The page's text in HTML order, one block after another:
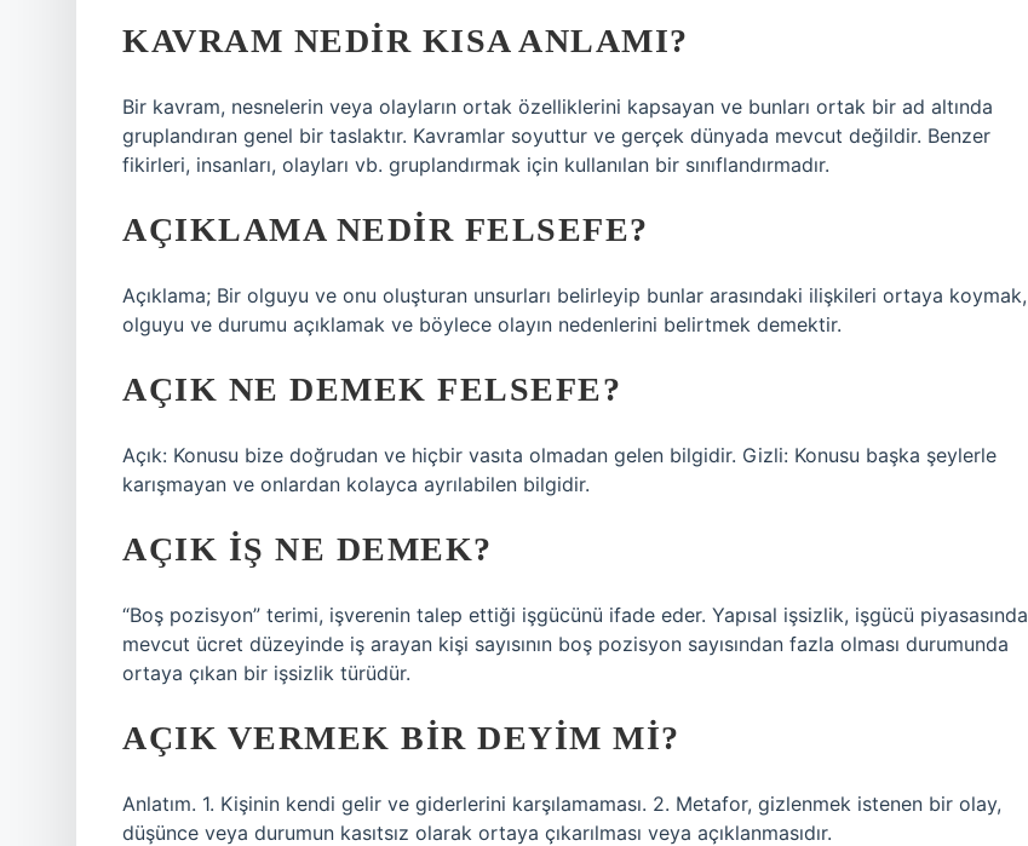
KAVRAM NEDIR KISA ANLAMI?
Bir kavram, nesnelerin veya olayların ortak özelliklerini kapsayan ve bunları ortak bir ad altında
gruplandıran genel bir taslaktır. Kavramlar soyuttur ve gerçek dünyada mevcut değildir. Benzer
fikirleri, insanları, olayları vb. gruplandırmak için kullanılan bir sınıflandırmadır.
AÇIKLAMA NEDIR FELSEFE?
Açıklama; Bir olguyu ve onu oluşturan unsurları belirleyip bunlar arasındaki ilişkileri ortaya koymak,
olguyu ve durumu açıklamak ve böylece olayın nedenlerini belirtmek demektir.
AÇIK NE DEMEK FELSEFE?
Açık: Konusu bize doğrudan ve hiçbir vasıta olmadan gelen bilgidir. Gizli: Konusu başka şeylerle
karışmayan ve onlardan kolayca ayrılabilen bilgidir.
AÇIK IŞ NE DEMEK?
“Boş pozisyon” terimi, işverenin talep ettiği işgücünü ifade eder. Yapısal işsizlik, işgücü piyasasında
mevcut ücret düzeyinde iş arayan kişi sayısının boş pozisyon sayısından fazla olması durumunda
ortaya çıkan bir işsizlik türüdür.
AÇIK VERMEK BIR DEYIM MI?
Anlatım. 1. Kişinin kendi gelir ve giderlerini karşılamaması. 2. Metafor, gizlenmek istenen bir olay,
düşünce veya durumun kasıtsız olarak ortaya çıkarılması veya açıklanmasıdır.